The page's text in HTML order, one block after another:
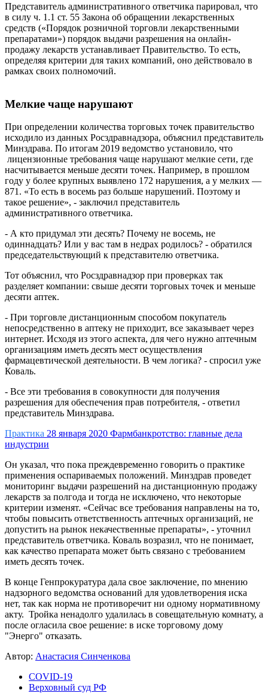
Представитель административного ответчика парировал, что
в силу ч. 1.1 ст. 55 Закона об обращении лекарственных
средств («Порядок розничной торговли лекарственными
препаратами») порядок выдачи разрешения на онлайн-
продажу лекарств устанавливает Правительство. То есть,
определяя критерии для таких компаний, оно действовало в
рамках своих полномочий.
Мелкие чаще нарушают
При определении количества торговых точек правительство
исходило из данных Росздравнадзора, объяснил представитель
Минздрава. По итогам 2019 ведомство установило, что
лицензионные требования чаще нарушают мелкие сети, где
насчитывается меньше десяти точек. Например, в прошлом
году у более крупных выявлено 172 нарушения, а у мелких —
871. «То есть в восемь раз больше нарушений. Поэтому и
такое решение», - заключил представитель
административного ответчика.
- А кто придумал эти десять? Почему не восемь, не
одиннадцать? Или у вас там в недрах родилось? - обратился
председательствующий к представителю ответчика.
Тот объяснил, что Росздравнадзор при проверках так
разделяет компании: свыше десяти торговых точек и меньше
десяти аптек.
- При торговле дистанционным способом покупатель
непосредственно в аптеку не приходит, все заказывает через
интернет. Исходя из этого аспекта, для чего нужно аптечным
организациям иметь десять мест осуществления
фармацевтической деятельности. В чем логика? - спросил уже
Коваль.
- Все эти требования в совокупности для получения
разрешения для обеспечения прав потребителя, - ответил
представитель Минздрава.
Практика 28 января 2020 Фармбанкротство: главные дела
индустрии
Он указал, что пока преждевременно говорить о практике
применения оспариваемых положений. Минздрав проведет
мониторинг выдачи разрешений на дистанционную продажу
лекарств за полгода и тогда не исключено, что некоторые
критерии изменят. «Сейчас все требования направлены на то,
чтобы повысить ответственность аптечных организаций, не
допустить на рынок некачественные препараты», - уточнил
представитель ответчика. Коваль возразил, что не понимает,
как качество препарата может быть связано с требованием
иметь десять точек.
В конце Генпрокуратура дала свое заключение, по мнению
надзорного ведомства оснований для удовлетворения иска
нет, так как норма не противоречит ни одному нормативному
акту. Тройка ненадолго удалилась в совещательную комнату, а
после огласила свое решение: в иске торговому дому
"Энерго" отказать.
Автор: Анастасия Синченкова
COVID-19
Верховный суд РФ